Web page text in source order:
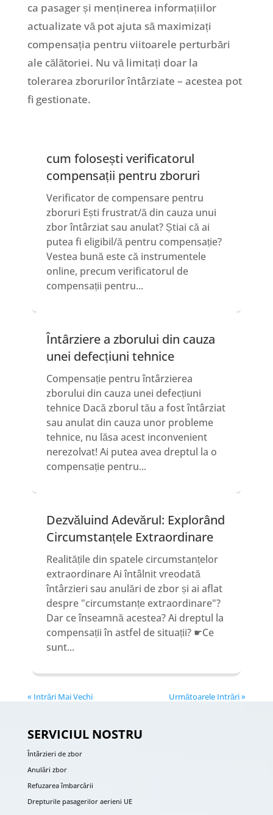
ca pasager și menținerea informațiilor
actualizate vă pot ajuta să maximizați
compensația pentru viitoarele perturbări
ale călătoriei. Nu vă limitați doar la
tolerarea zborurilor întârziate – acestea pot
fi gestionate.
cum folosești verificatorul
compensații pentru zboruri
Verificator de compensare pentru
zboruri Ești frustrat/ă din cauza unui
zbor întârziat sau anulat? Știai că ai
putea fi eligibil/ă pentru compensație?
Vestea bună este că instrumentele
online, precum verificatorul de
compensații pentru...
Întârziere a zborului din cauza
unei defecțiuni tehnice
Compensație pentru întârzierea
zborului din cauza unei defecțiuni
tehnice Dacă zborul tău a fost întârziat
sau anulat din cauza unor probleme
tehnice, nu lăsa acest inconvenient
nerezolvat! Ai putea avea dreptul la o
compensație pentru...
Dezvăluind Adevărul: Explorând
Circumstanțele Extraordinare
Realitățile din spatele circumstanțelor
extraordinare Ai întâlnit vreodată
întârzieri sau anulări de zbor și ai aflat
despre "circumstanțe extraordinare"?
Dar ce înseamnă acestea? Ai dreptul la
compensații în astfel de situații? ☛Ce
sunt...
« Intrări Mai Vechi Următoarele Intrări »
SERVICIUL NOSTRU
Întârzieri de zbor
Anulări zbor
Refuzarea îmbarcării
Drepturile pasagerilor aerieni UE